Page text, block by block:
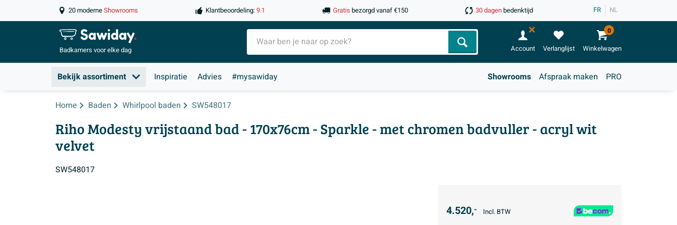
20 moderneShowrooms Klantbeoordeling:9.1 Gratis bezorgd vanaf €150 30 dagenbedenktijd FR NL
Badkamers voor elke dag Zoeken Account Verlanglijst Winkelwagen
0
Bekijk assortiment Inspiratie Advies #mysawiday Showrooms Afspraak maken PRO
Home Baden Whirlpool baden SW548017
Riho Modesty vrijstaand bad - 170x76cm - Sparkle - met chromen badvuller - acryl wit
velvet
SW548017
4.520,- Incl. BTW